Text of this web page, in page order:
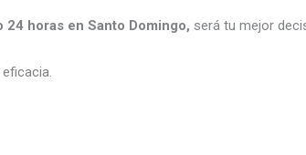
24 horas en Santo Domingo, será tu mejor